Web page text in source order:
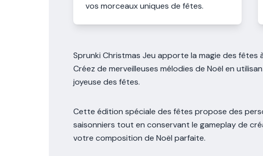
vos morceaux uniques de fêtes.
Sprunki Christmas Jeu apporte la magie des
Créez de merveilleuses mélodies de Noël en
joyeuse des fêtes.
Cette édition spéciale des fêtes propose des
saisonniers tout en conservant le gameplay de
votre composition de Noël parfaite.